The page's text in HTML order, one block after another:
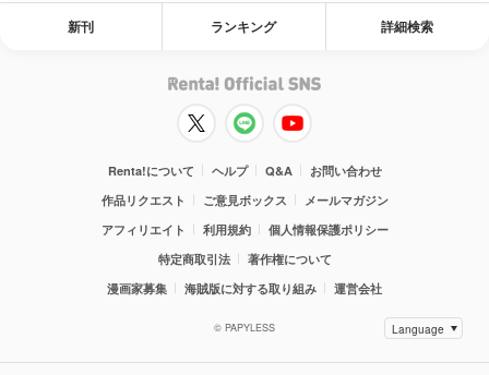
新刊 ランキング 詳細検索
Renta!について ヘルプ Q&A
お問い合わせ
作品リクエスト
ご意見ボックス
メールマガジン
アフィリエイト
利用規約
個人情報保護ポリシー
特定商取引法
著作権について
漫画家募集
海賊版に対する取り組み 運営会社
© PAPYLESS